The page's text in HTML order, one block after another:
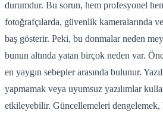
durumdur. Bu sorun, hem profesyonel
fotoğrafçılarda, güvenlik kameralarında
baş gösterir. Peki, bu donmalar neden
bunun altında yatan birçok neden var.
en yaygın sebepler arasında bulunur.
yapmamak veya uyumsuz yazılımlar
etkileyebilir. Güncellemeleri dengelemek,